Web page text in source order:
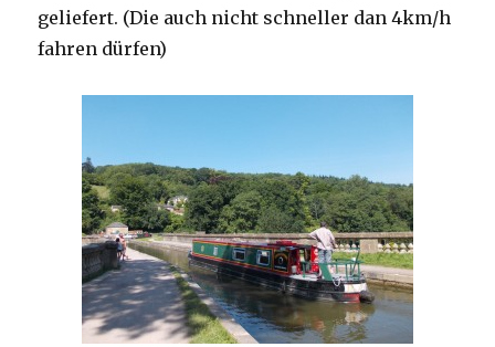
geliefert. (Die auch nicht schneller dan 4km/h
fahren dürfen)